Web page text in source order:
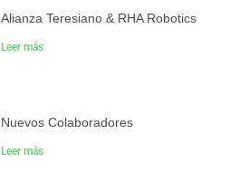
Alianza Teresiano & RHA Robotics
Leer más
Nuevos Colaboradores
Leer más